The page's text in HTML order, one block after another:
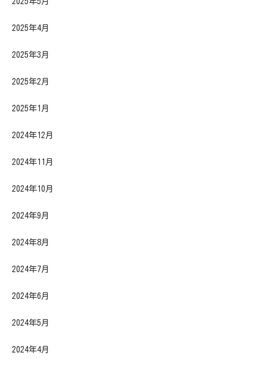
2025年4月
2025年3月
2025年2月
2025年1月
2024年12月
2024年11月
2024年10月
2024年9月
2024年8月
2024年7月
2024年6月
2024年5月
2024年4月